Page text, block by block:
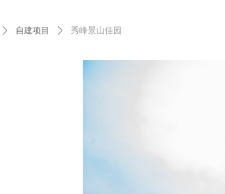
ꄲ 自建项目 ꄲ 秀峰景山佳园